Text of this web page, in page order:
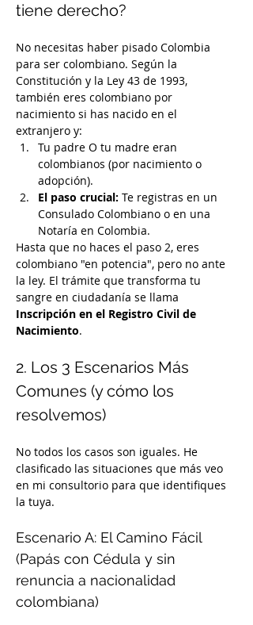
tiene derecho?
No necesitas haber pisado Colombia
para ser colombiano. Según la
Constitución y la Ley 43 de 1993,
también eres colombiano por
nacimiento si has nacido en el
extranjero y:
Tu padre O tu madre eran
colombianos (por nacimiento o
adopción).
El paso crucial: Te registras en un
Consulado Colombiano o en una
Notaría en Colombia.
Hasta que no haces el paso 2, eres
colombiano "en potencia", pero no ante
la ley. El trámite que transforma tu
sangre en ciudadanía se llama
Inscripción en el Registro Civil de
Nacimiento.
2. Los 3 Escenarios Más
Comunes (y cómo los
resolvemos)
No todos los casos son iguales. He
clasificado las situaciones que más veo
en mi consultorio para que identifiques
la tuya.
Escenario A: El Camino Fácil
(Papás con Cédula y sin
renuncia a nacionalidad
colombiana)